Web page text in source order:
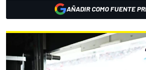
AÑADIR COMO FUENTE